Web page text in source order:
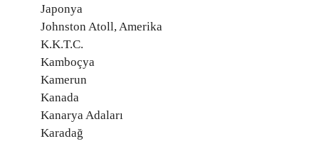
Japonya
Johnston Atoll, Amerika
K.K.T.C.
Kamboçya
Kamerun
Kanada
Kanarya Adaları
Karadağ